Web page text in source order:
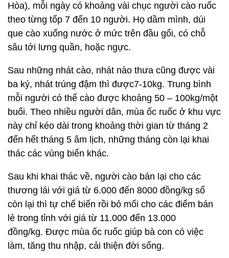
Hòa), mỗi ngày có khoảng vài chục người cào ruốc
theo từng tốp 7 đến 10 người. Họ dầm mình, dúi
que cào xuống nước ở mức trên đầu gối, có chỗ
sâu tới lưng quần, hoặc ngực.
Sau những nhát cào, nhát nào thưa cũng được vài
ba ký, nhát trúng đậm thì được7-10kg. Trung bình
mỗi người có thể cào được khoảng 50 – 100kg/một
buổi. Theo nhiều người dân, mùa ốc ruốc ở khu vực
này chỉ kéo dài trong khoảng thời gian từ tháng 2
đến hết tháng 5 âm lịch, những tháng còn lại khai
thác các vùng biển khác.
Sau khi khai thác về, người cào bán lại cho các
thương lái với giá từ 6.000 đến 8000 đồng/kg số
còn lại thì tự chế biến rồi bỏ mối cho các điểm bán
lẻ trong tỉnh với giá từ 11.000 đến 13.000
đồng/kg. Được mùa ốc ruốc giúp bà con có việc
làm, tăng thu nhập, cải thiện đời sống.